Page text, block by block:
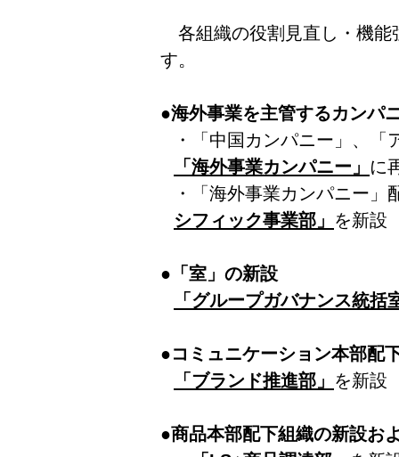
各組織の役割見直し・機能
す。
●海外事業を主管するカンパ
・「中国カンパニー」、
「海外事業カンパニー」 に
・「海外事業カンパニー」
シフィック事業部」 を新設
● 「室」の新設
「グループガバナンス統括
●コミュニケーション本部配
「 ブランド推進部」 を新設
●商品本部配下組織の新設お